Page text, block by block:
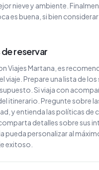
nieve y ambiente.
es buena, si bien
reservar
Viajes Martana, es
Prepare una lista de
Si viaja con
itinerario. Pregunte sobre
y entienda las políticas de
detalles sobre sus
pueda personalizar al
exitoso.